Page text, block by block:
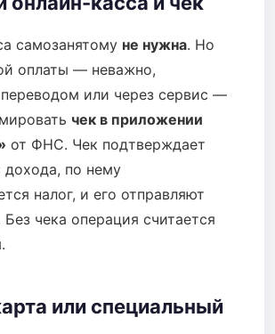
самозанятому не нужна. Но
оплаты — неважно,
или через сервис —
чек в приложении
от ФНС. Чек подтверждает
дохода, по нему
налог, и его отправляют
Без чека операция считается
или специальный